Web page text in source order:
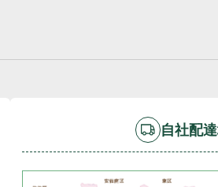
自社配